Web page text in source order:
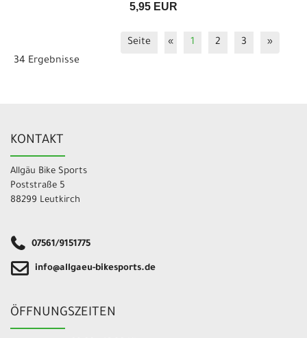
5,95 EUR
Seite « 1 2 3
»
34 Ergebnisse
KONTAKT
Allgäu Bike Sports
Poststraße 5
88299 Leutkirch
07561/9151775
info@allgaeu-bikesports.de
ÖFFNUNGSZEITEN